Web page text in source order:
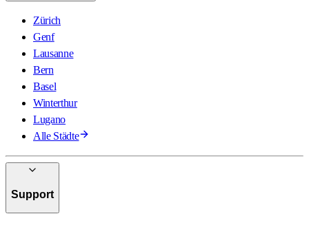
Zürich
Genf
Lausanne
Bern
Basel
Winterthur
Lugano
Alle Städte
Support